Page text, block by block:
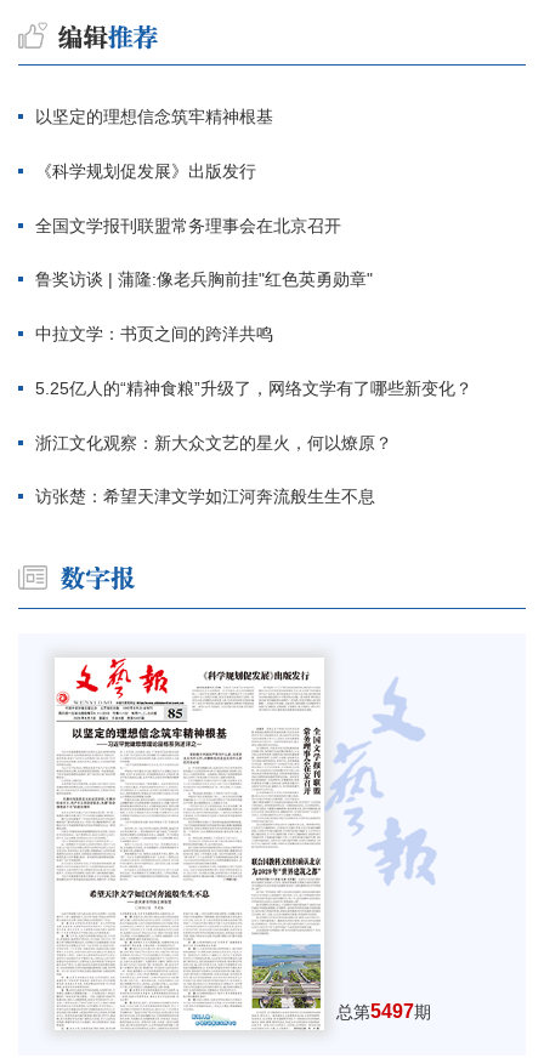
以坚定的理想信念筑牢精神根基
《科学规划促发展》出版发行
全国文学报刊联盟常务理事会在北京召开
鲁奖访谈 | 蒲隆:像老兵胸前挂"红色英勇勋章"
中拉文学：书页之间的跨洋共鸣
5.25亿人的“精神食粮”升级了，网络文学有了哪些新变化？
浙江文化观察：新大众文艺的星火，何以燎原？
访张楚：希望天津文学如江河奔流般生生不息
总第5497期